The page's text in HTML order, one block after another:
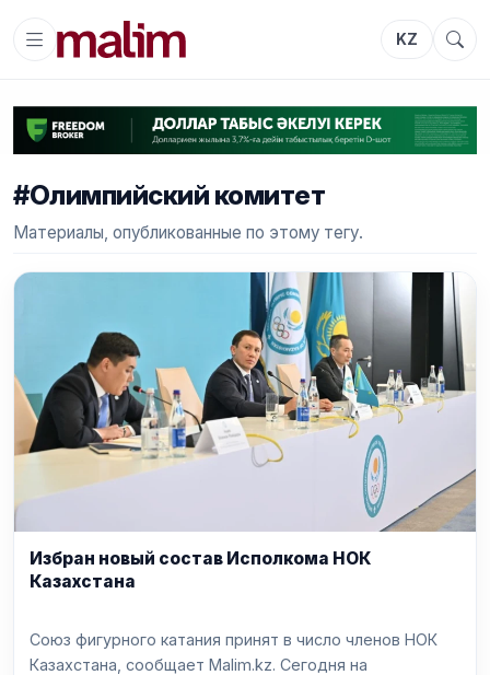
KZ
#Олимпийский комитет
Материалы, опубликованные по этому тегу.
Избран новый состав Исполкома НОК
Казахстана
Союз фигурного катания принят в число членов НОК
Казахстана, сообщает Malim.kz. Сегодня на